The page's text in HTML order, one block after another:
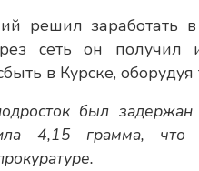
решил заработать
сеть он
в Курске,
был задержан
4,15 грамма, что